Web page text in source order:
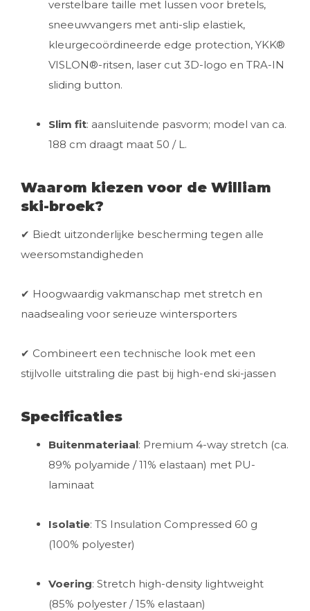
verstelbare taille met lussen voor bretels,
sneeuwvangers met anti-slip elastiek,
kleurgecoördineerde edge protection, YKK®
VISLON®-ritsen, laser cut 3D-logo en TRA-IN
sliding button.
Slim fit: aansluitende pasvorm; model van ca.
188 cm draagt maat 50 / L.
Waarom kiezen voor de William
ski-broek?
✔ Biedt uitzonderlijke bescherming tegen alle
weersomstandigheden
✔ Hoogwaardig vakmanschap met stretch en
naadsealing voor serieuze wintersporters
✔ Combineert een technische look met een
stijlvolle uitstraling die past bij high-end ski-jassen
Specificaties
Buitenmateriaal: Premium 4-way stretch (ca.
89% polyamide / 11% elastaan) met PU-
laminaat
Isolatie: TS Insulation Compressed 60 g
(100% polyester)
Voering: Stretch high-density lightweight
(85% polyester / 15% elastaan)